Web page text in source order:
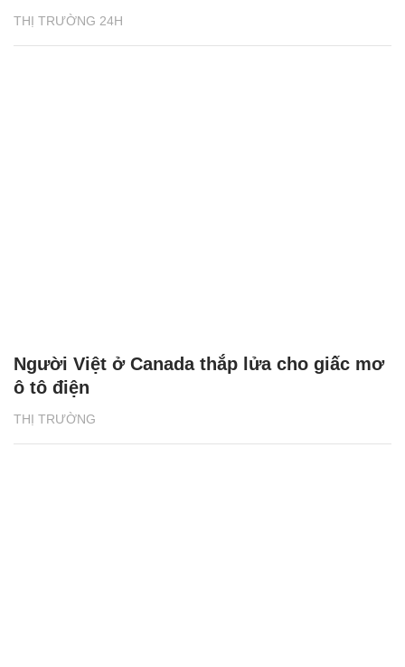
THỊ TRƯỜNG 24H
THỊ TRƯỜNG
Người Việt ở Canada thắp lửa cho giấc mơ
ô tô điện